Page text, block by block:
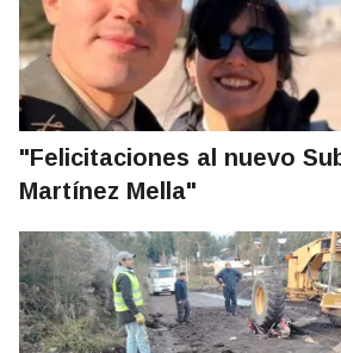
"Felicitaciones al nuevo
Martínez Mella"